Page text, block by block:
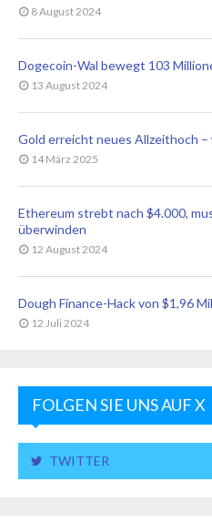
8 August 2024
Dogecoin-Wal bewegt 103
13 August 2024
Gold erreicht neues Allzeithoch
14 März 2025
Ethereum strebt nach $4.000,
überwinden
12 August 2024
Dough Finance-Hack von $1,96
12 Juli 2024
FOLGEN SIE UNS AUF X
TWITTER